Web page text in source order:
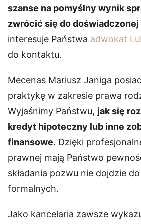
szanse na pomyślny wynik
zwrócić się do
interesuje Państwa adwokat
do kontaktu.
Mecenas Mariusz Janiga
praktykę w zakresie prawa
Wyjaśnimy Państwu, jak się
kredyt hipoteczny lub inne
finansowe. Dzięki
prawnej mają Państwo
składania pozwu nie dojdzie
formalnych.
Jako kancelaria zawsze